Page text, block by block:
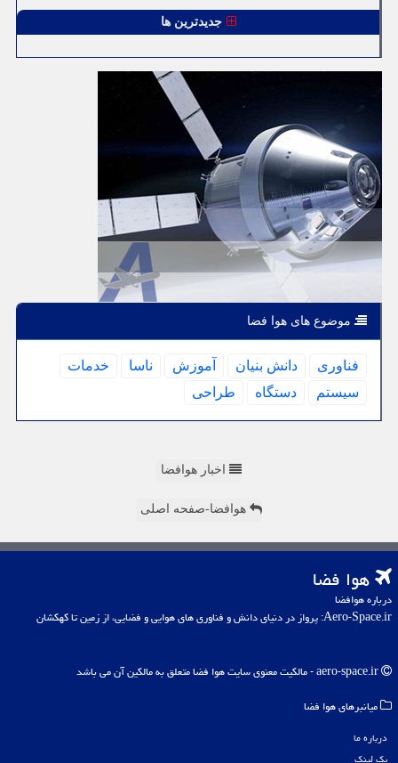
جدیدترین ها
موضوع های هوا فضا
فناوری دانش بنیان آموزش ناسا
خدمات
سیستم
دستگاه طراحی
اخبار هوافضا
هوافضا-صفحه اصلی
هوا فضا
درباره هوافضا
Aero-Space.ir: پرواز در دنیای دانش و فناوری های هوایی و فضایی، از زمین تا کهکشان
میانبرهای هوا فضا
درباره ما
بک لینک